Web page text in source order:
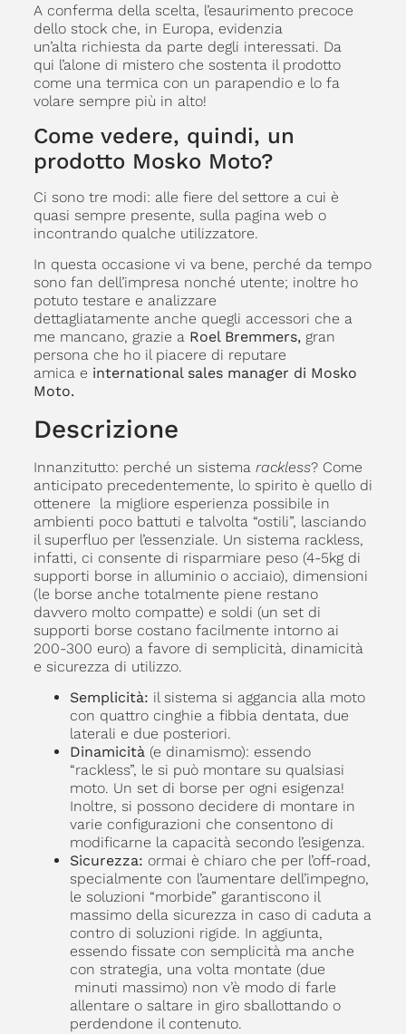
A conferma della scelta, l’esaurimento precoce
dello stock che, in Europa, evidenzia
un’alta richiesta da parte degli interessati. Da
qui l’alone di mistero che sostenta il prodotto
come una termica con un parapendio e lo fa
volare sempre più in alto!
Come vedere, quindi, un
prodotto Mosko Moto?
Ci sono tre modi: alle fiere del settore a cui è
quasi sempre presente, sulla pagina web o
incontrando qualche utilizzatore.
In questa occasione vi va bene, perché da tempo
sono fan dell’impresa nonché utente; inoltre ho
potuto testare e analizzare
dettagliatamente anche quegli accessori che a
me mancano, grazie a Roel Bremmers,gran
persona che ho il piacere di reputare
amica e international sales manager di Mosko
Moto.
Descrizione
Innanzitutto: perché un sistema rackless? Come
anticipato precedentemente, lo spirito è quello di
ottenere la migliore esperienza possibile in
ambienti poco battuti e talvolta “ostili”, lasciando
il superfluo per l’essenziale. Un sistema rackless,
infatti, ci consente di risparmiare peso (4-5kg di
supporti borse in alluminio o acciaio), dimensioni
(le borse anche totalmente piene restano
davvero molto compatte) e soldi (un set di
supporti borse costano facilmente intorno ai
200-300 euro) a favore di semplicità, dinamicità
e sicurezza di utilizzo.
Semplicità: il sistema si aggancia alla moto
con quattro cinghie a fibbia dentata, due
laterali e due posteriori.
Dinamicità(e dinamismo): essendo
“rackless”, le si può montare su qualsiasi
moto. Un set di borse per ogni esigenza!
Inoltre, si possono decidere di montare in
varie configurazioni che consentono di
modificarne la capacità secondo l’esigenza.
Sicurezza: ormai è chiaro che per l’off-road,
specialmente con l’aumentare dell’impegno,
le soluzioni “morbide” garantiscono il
massimo della sicurezza in caso di caduta a
contro di soluzioni rigide. In aggiunta,
essendo fissate con semplicità ma anche
con strategia, una volta montate (due
minuti massimo) non v’è modo di farle
allentare o saltare in giro sballottando o
perdendone il contenuto.